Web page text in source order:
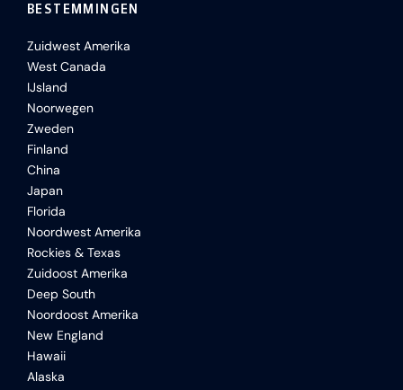
BESTEMMINGEN
Zuidwest Amerika
West Canada
IJsland
Noorwegen
Zweden
Finland
China
Japan
Florida
Noordwest Amerika
Rockies & Texas
Zuidoost Amerika
Deep South
Noordoost Amerika
New England
Hawaii
Alaska